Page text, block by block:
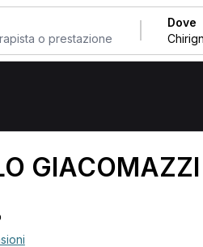
Dove
GIACOMAZZI